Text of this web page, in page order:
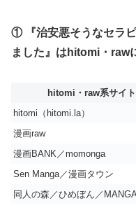
① 『治安悪そうなセラ
ました』はhitomi・raw
hitomi・raw系サイト
hitomi（hitomi.la）
漫画raw
漫画BANK／momonga
Sen Manga／漫画タウン
同人の森／ひめぼん／